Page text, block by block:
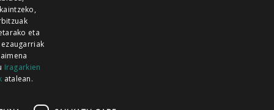
GUKA
eta
Iragarkien
atalean.